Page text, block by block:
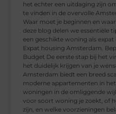
het echter een uitdaging zijn
te vinden in de overvolle
Waar moet je beginnen en
deze blog delen we essentiële
een geschikte woning als
Expat housing Amsterdam.
Budget De eerste stap bij het
het duidelijk krijgen van je
Amsterdam biedt een breed
moderne appartementen in
woningen in de omliggende
voor soort woning je zoekt, of
zijn, en welke voorzieningen